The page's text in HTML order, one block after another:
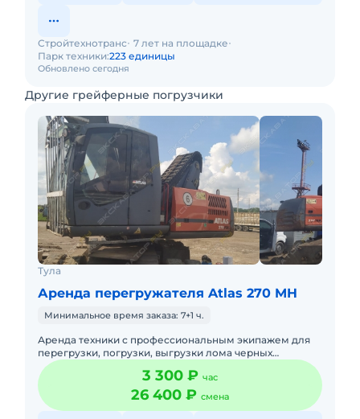
Обновлено сегодня
Стройтехнотранс 7 лет на площадке
Парк техники:223 единицы
Другие грейферные погрузчики
Тула
Аренда перегружателя Atlas 270 MH
Минимальное время заказа: 7+1 ч.
Аренда техники с профессиональным экипажем для
перегрузки, погрузки, выгрузки лома черных
металлов. Большой опыт работы. Перегружатель -
Atlas 270MH, Г Вес при3 300 ₽ час
26 400 ₽ смена